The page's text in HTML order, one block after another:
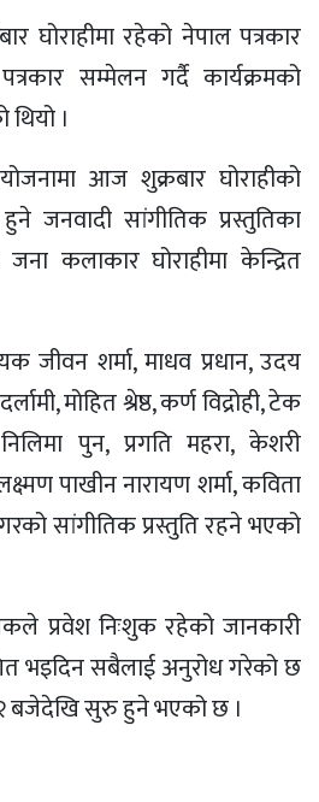
घोराहीमा रहेको नेपाल पत्रकार
सम्मेलन गर्दै कार्यक्रमको
।
आज शुक्रबार घोराहीको
जनवादी सांगीतिक प्रस्तुतिका
कलाकार घोराहीमा केन्द्रित
जीवन शर्मा, माधव प्रधान, उदय
मोहित श्रेष्ठ, कर्ण विद्रोही, टेक
पुन, प्रगति महरा, केशरी
पाखीन नारायण शर्मा, कविता
सांगीतिक प्रस्तुति रहने भएको
प्रवेश निःशुक रहेको जानकारी
भइदिन सबैलाई अनुरोध गरेको छ
बजेदेखि सुरु हुने भएको छ ।